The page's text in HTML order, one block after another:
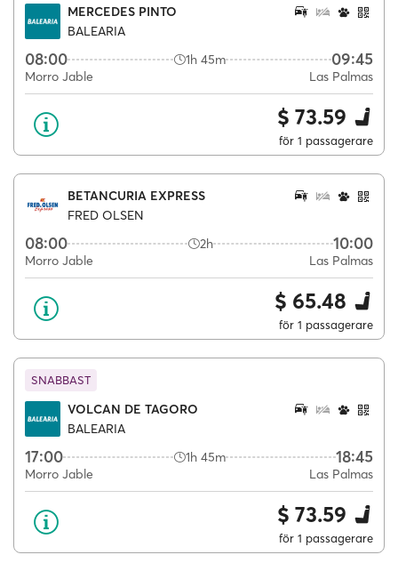
MERCEDES PINTO
BALEARIA
08:00 1h 45m 09:45
Morro Jable Las Palmas
$ 73.59
för 1 passagerare
BETANCURIA EXPRESS
FRED OLSEN
08:00 2h 10:00
Morro Jable Las Palmas
$ 65.48
för 1 passagerare
SNABBAST
VOLCAN DE TAGORO
BALEARIA
17:00 1h 45m 18:45
Morro Jable Las Palmas
$ 73.59
för 1 passagerare